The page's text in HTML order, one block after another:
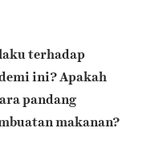
terhadap
ini? Apakah
pandang
makanan?